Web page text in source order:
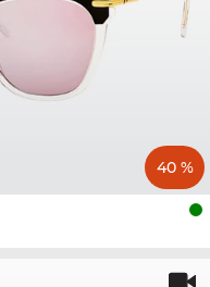
40 %